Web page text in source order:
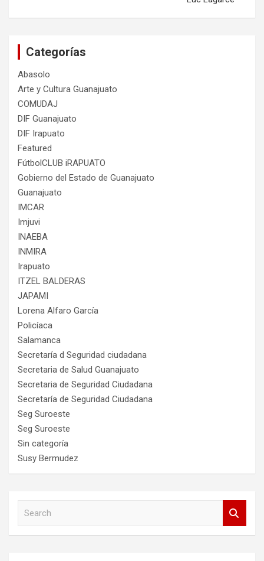
Categorías
Abasolo
Arte y Cultura Guanajuato
COMUDAJ
DIF Guanajuato
DIF Irapuato
Featured
FútbolCLUB iRAPUATO
Gobierno del Estado de Guanajuato
Guanajuato
IMCAR
Imjuvi
INAEBA
INMIRA
Irapuato
ITZEL BALDERAS
JAPAMI
Lorena Alfaro García
Policíaca
Salamanca
Secretaría d Seguridad ciudadana
Secretaria de Salud Guanajuato
Secretaria de Seguridad Ciudadana
Secretaría de Seguridad Ciudadana
Seg Suroeste
Seg Suroeste
Sin categoría
Susy Bermudez